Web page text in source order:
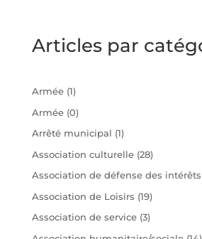
Articles par
Armée(1)
Armée(0)
Arrêté municipal (1)
Association culturelle(28)
Association de défense des intérêts
Association de Loisirs (19)
Association de service(3)